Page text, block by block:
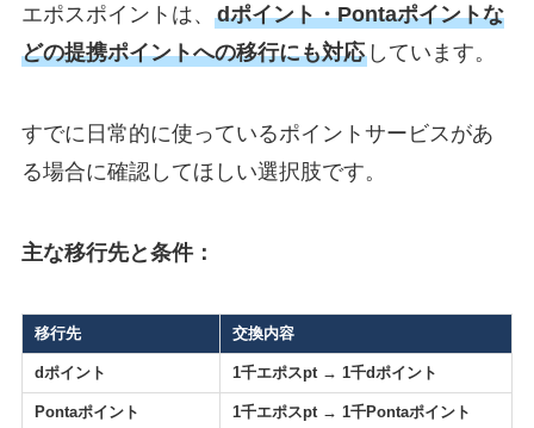
エポスポイントは、 dポイント・Pontaポイントな
どの提携ポイントへの移行にも対応しています。
すでに日常的に使っているポイントサービスがあ
る場合に確認してほしい選択肢です。
主な移行先と条件：
移行先 交換内容
dポイント 1千エポスpt → 1千dポイント
Pontaポイント 1千エポスpt → 1千Pontaポイント